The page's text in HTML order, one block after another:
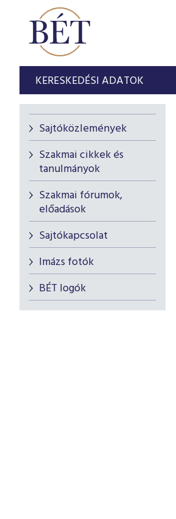
KERESKEDÉSI ADATOK
Sajtóközlemények
Szakmai cikkek és
tanulmányok
Szakmai fórumok,
előadások
Sajtókapcsolat
Imázs fotók
BÉT logók